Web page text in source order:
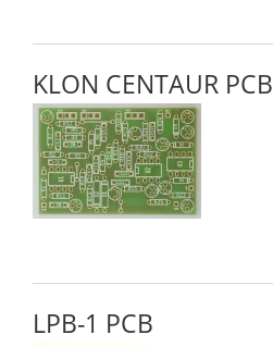
KLON CENTAUR PCB
LPB-1 PCB